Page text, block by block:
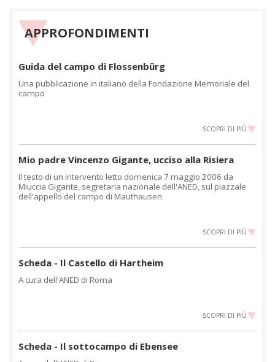
APPROFONDIMENTI
Guida del campo di Flossenbürg
Una pubblicazione in italiano della Fondazione Memoriale del
campo
SCOPRI DI PIÙ
Mio padre Vincenzo Gigante, ucciso alla Risiera
Il testo di un intervento letto domenica 7 maggio 2006 da
Miuccia Gigante, segretaria nazionale dell'ANED, sul piazzale
dell'appello del campo di Mauthausen
SCOPRI DI PIÙ
Scheda - Il Castello di Hartheim
A cura dell'ANED di Roma
SCOPRI DI PIÙ
Scheda - Il sottocampo di Ebensee